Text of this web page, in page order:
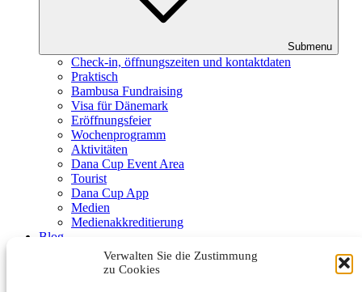
Verwalten Sie die Zustimmung
zu Cookies
Submenu
Check-in, öffnungszeiten und kontaktdaten
Praktisch
Bambusa Fundraising
Visa für Dänemark
Eröffnungsfeier
Wochenprogramm
Aktivitäten
Dana Cup Event Area
Tourist
Dana Cup App
Medien
Medienakkreditierung
Blog
Schiedsrichter